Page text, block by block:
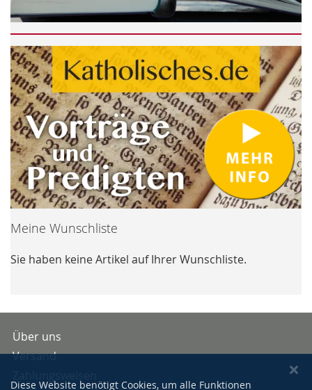
Meine Wunschliste
Sie haben keine Artikel auf Ihrer Wunschliste.
Über uns
Versand
Diese Website benötigt Cookies, um alle Funktionen